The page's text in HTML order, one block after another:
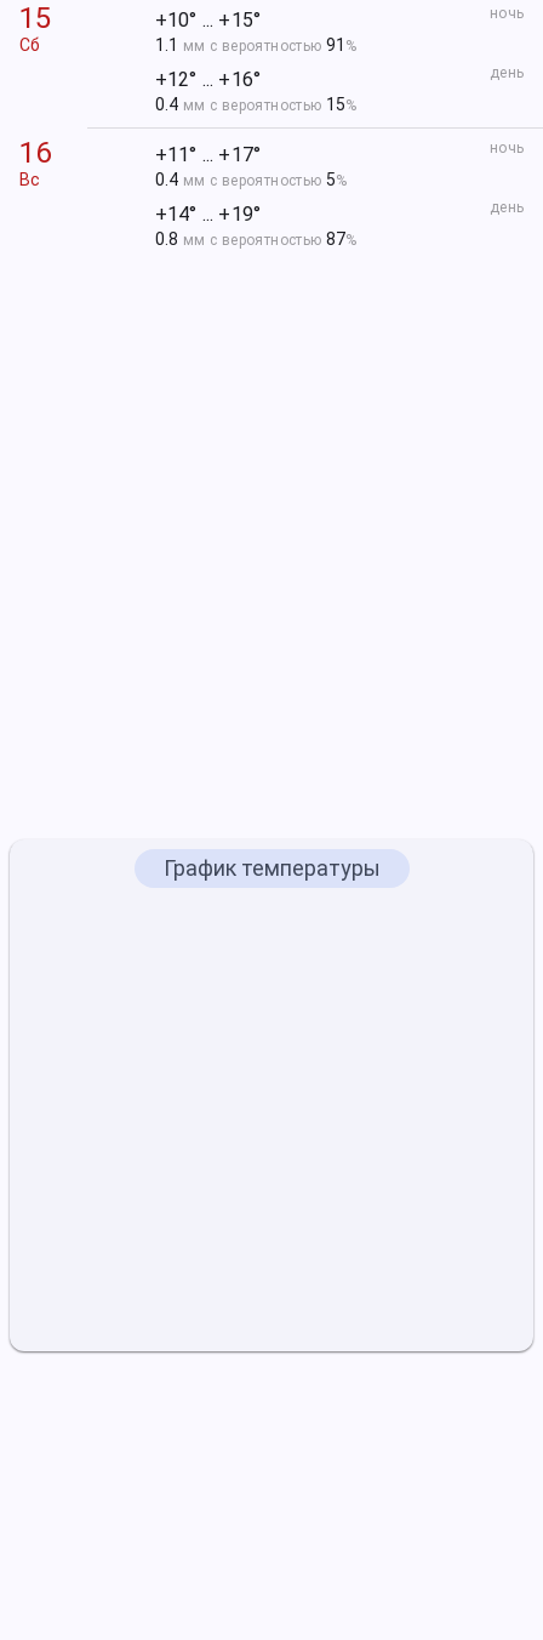
15
Сб
ночь
+10° ... +15°
1.1 мм с вероятностью91 %
день
+12° ... +16°
0.4 мм с вероятностью 15%
16
Вс
ночь
+11° ... +17°
0.4 мм с вероятностью 5%
день
+14° ... +19°
0.8 мм с вероятностью87%
График температуры